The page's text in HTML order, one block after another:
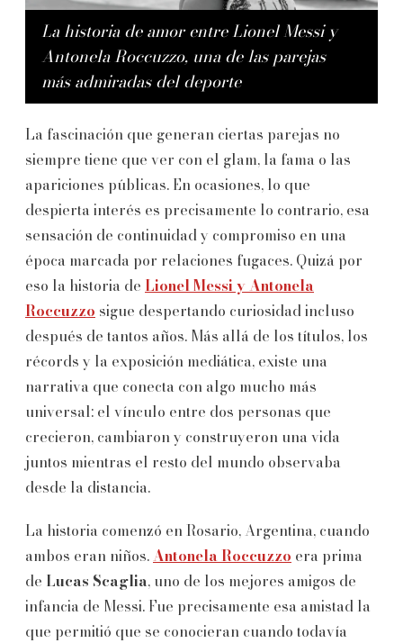
La historia de amor entre Lionel Messi y
Antonela Roccuzzo, una de las parejas
más admiradas del deporte
La fascinación que generan ciertas parejas no
siempre tiene que ver con el glam, la fama o las
apariciones públicas. En ocasiones, lo que
despierta interés es precisamente lo contrario, esa
sensación de continuidad y compromiso en una
época marcada por relaciones fugaces. Quizá por
eso la historia de Lionel Messi y Antonela
Roccuzzo sigue despertando curiosidad incluso
después de tantos años. Más allá de los títulos, los
récords y la exposición mediática, existe una
narrativa que conecta con algo mucho más
universal: el vínculo entre dos personas que
crecieron, cambiaron y construyeron una vida
juntos mientras el resto del mundo observaba
desde la distancia.
La historia comenzó en Rosario, Argentina, cuando
ambos eran niños.Antonela Roccuzzo era prima
de Lucas Scaglia, uno de los mejores amigos de
infancia de Messi. Fue precisamente esa amistad la
que permitió que se conocieran cuando todavía